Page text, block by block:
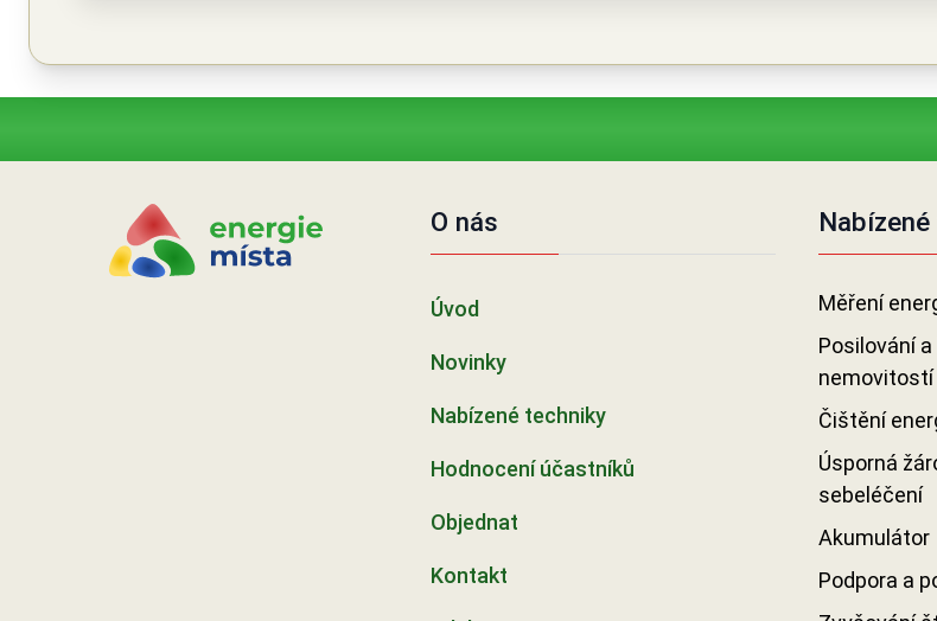
O nás
Úvod
Novinky
Nabízené techniky
Hodnocení účastníků
Objednat
Kontakt
Měření
Posilování
nemovitostí
Čištění
Úsporná
sebeléčení
Akumulátor
Podpora a